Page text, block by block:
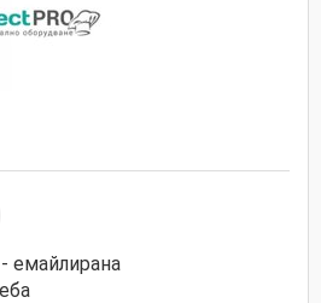
емайлирана